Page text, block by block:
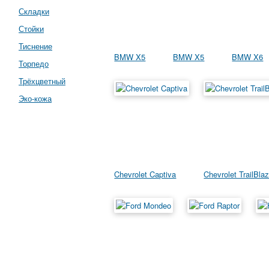
Складки
Стойки
Тиснение
Торпедо
Трёхцветный
Эко-кожа
BMW X5 BMW X5 BMW X6
Chevrolet Captiva Chevrolet